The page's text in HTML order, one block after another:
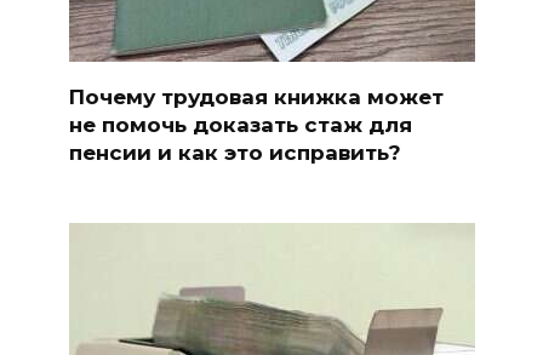
Почему трудовая книжка может
не помочь доказать стаж для
пенсии и как это исправить?